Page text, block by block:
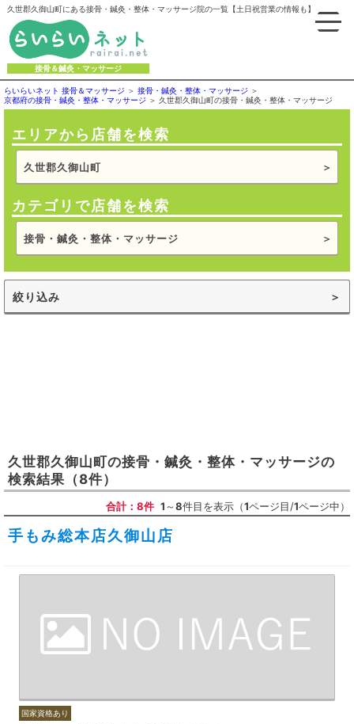
久世郡久御山町にある接骨・鍼灸・整体・マッサージ院の一覧【土日祝営業の情報も】
接骨＆鍼灸・マッサージ
らいらいネット 接骨＆マッサージ
接骨・鍼灸・整体・マッサージ
京都府の接骨・鍼灸・整体・マッサージ
久世郡久御山町の接骨・鍼灸・整体・マッサージ
エリアから店舗を検索
久世郡久御山町
カテゴリで店舗を検索
接骨・鍼灸・整体・マッサージ
絞り込み
久世郡久御山町の接骨・鍼灸・整体・マッサージの
検索結果 （8件）
合計：8件 1～8件目を表示（1ページ目/1ページ中）
手もみ総本店久御山店
国家資格あり